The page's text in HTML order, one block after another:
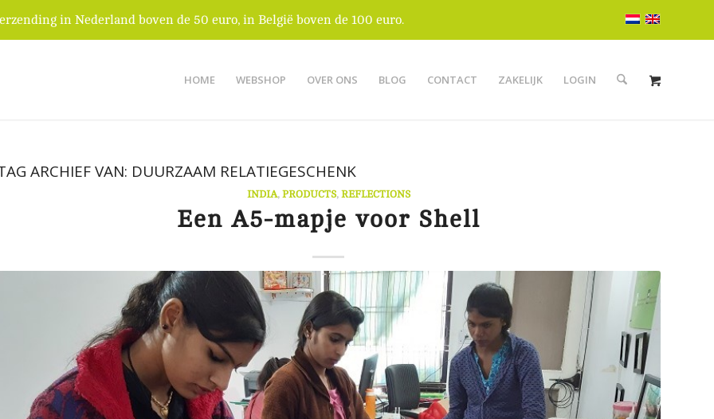
in Nederland boven de 50 euro, in België boven de 100 euro.
HOME WEBSHOP OVER ONS BLOG CONTACT ZAKELIJK LOGIN
ARCHIEF VAN: DUURZAAM RELATIEGESCHENK
INDIA, PRODUCTS, REFLECTIONS
Een A5-mapje voor Shell